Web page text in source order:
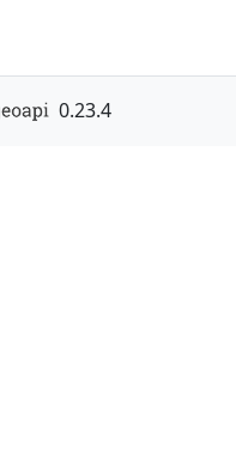
0.23.4